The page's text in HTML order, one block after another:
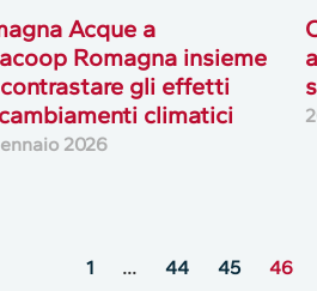
Acque a
Romagna insieme
gli effetti
climatici
2026
1 … 44 45 46